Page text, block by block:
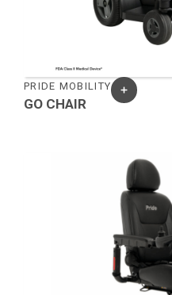
PRIDE MOBILITY
GO CHAIR